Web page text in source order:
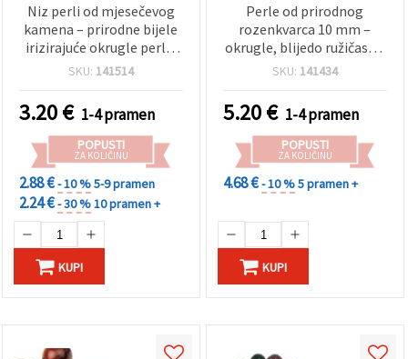
Niz perli od mjesečevog
kamena – prirodne bijele
irizirajuće okrugle perle,
10 mm, 38 kom, 40 cm, za
rukotvorine
SKU: 141514
3.20€ 1-4 pramen
POPUSTI
ZA KOLIČINU
2.88 €- 10 %5-9 pramen
2.24 €- 30 %10 pramen +
KUPI
Perle od prirodnog
rozenkvarca 10 mm –
okrugle, blijedo ružičaste,
glatko polirane, cijeli niz
nakita, narukvica, ogrlica i
DIY perlanje
SKU: 141434
5.20€ 1-4 pramen
POPUSTI
ZA KOLIČINU
4.68 €- 10 %5 pramen +
KUPI